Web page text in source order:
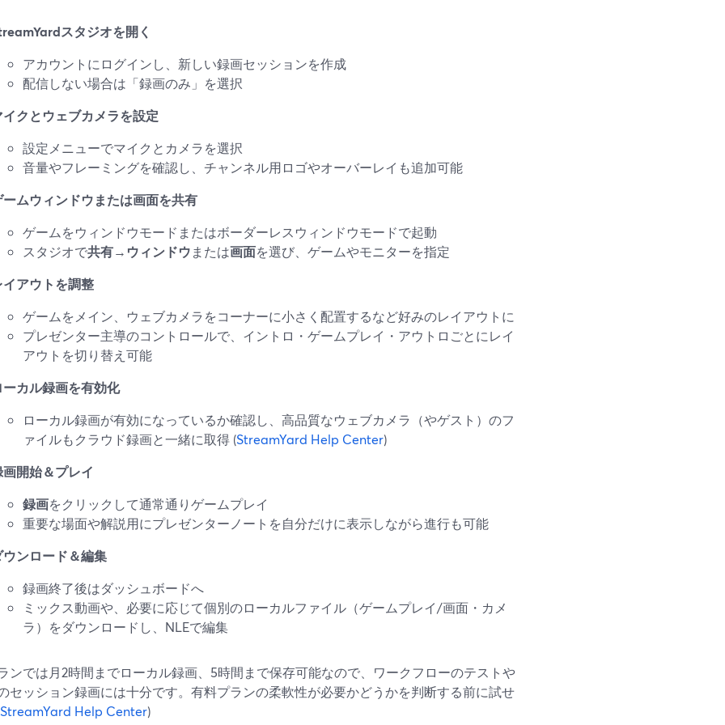
スタジオを開く
アカウントにログインし、新しい録画セッションを作成
配信しない場合は「録画のみ」を選択
イクとウェブカメラを設定
設定メニューでマイクとカメラを選択
音量やフレーミングを確認し、チャンネル用ロゴやオーバーレイも追加可能
ームウィンドウまたは画面を共有
ゲームをウィンドウモードまたはボーダーレスウィンドウモードで起動
スタジオで共有→ ウィンドウまたは画面を選び、ゲームやモニターを指定
イアウトを調整
ゲームをメイン、ウェブカメラをコーナーに小さく配置するなど好みのレイアウトに
プレゼンター主導のコントロールで、イントロ・ゲームプレイ・アウトロごとにレイ
アウトを切り替え可能
ーカル録画を有効化
ローカル録画が有効になっているか確認し、高品質なウェブカメラ（やゲスト）のフ
ァイルもクラウド録画と一緒に取得 (StreamYard Help Center)
画開始＆プレイ
録画をクリックして通常通りゲームプレイ
重要な場面や解説用にプレゼンターノートを自分だけに表示しながら進行も可能
ウンロード＆編集
録画終了後はダッシュボードへ
ミックス動画や、必要に応じて個別のローカルファイル（ゲームプレイ/画面・カメ
ラ）をダウンロードし、NLEで編集
ンでは月2時間までローカル録画、5時間まで保存可能なので、ワークフローのテストや
セッション録画には十分です。有料プランの柔軟性が必要かどうかを判断する前に試せ
StreamYard Help Center)